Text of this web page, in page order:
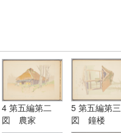
4 第五編第二
図 農家
5 第五編第三
図 鐘楼